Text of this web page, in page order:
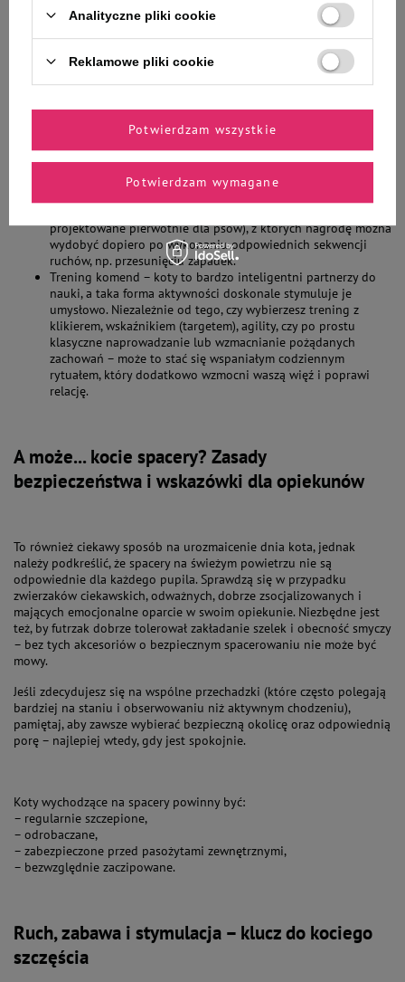
intensywnych sekwencjach pogoni za obiektem (piłką,
wędką
), po których powinien nastąpić
niewielki posiłek (mała porcja mokrej karmy lub kilka
zdrowych przysmaków). Sesje nie muszą być długie –
wystarczy 5-10 minut zabawy, aby zaspokoić instynkt łowiecki
aktywności, czyli wcześnie rano lub wieczorem.
Zabawy węchowe – można zacząć od rozkładania zdrowych,
Jeśli taka zabawa przypadnie zwierzakowi do gustu, warto
pójść o krok dalej i zainwestować w maty węchowe. Dla
projektowane pierwotnie dla psów), z których nagrodę można
wydobyć dopiero po wykonaniu odpowiednich sekwencji
ruchów, np. przesunięciu zapadek.
Trening komend – koty to bardzo inteligentni partnerzy do
nauki, a taka forma aktywności doskonale stymuluje je
umysłowo. Niezależnie od tego, czy wybierzesz trening z
klikierem, wskaźnikiem (targetem), agility, czy po prostu
klasyczne naprowadzanie lub wzmacnianie pożądanych
zachowań – może to stać się wspaniałym codziennym
rytuałem, który dodatkowo wzmocni waszą więź i poprawi
relację.
A może... kocie spacery? Zasady
bezpieczeństwa i wskazówki dla opiekunów
To również ciekawy sposób na urozmaicenie dnia kota, jednak
należy podkreślić, że spacery na świeżym powietrzu nie są
odpowiednie dla każdego pupila. Sprawdzą się w przypadku
zwierzaków ciekawskich, odważnych, dobrze zsocjalizowanych i
mających emocjonalne oparcie w swoim opiekunie. Niezbędne jest
też, by futrzak dobrze tolerował zakładanie szelek i obecność smyczy
– bez tych akcesoriów o bezpiecznym spacerowaniu nie może być
mowy.
Jeśli zdecydujesz się na wspólne przechadzki (które często polegają
bardziej na staniu i obserwowaniu niż aktywnym chodzeniu),
pamiętaj, aby zawsze wybierać bezpieczną okolicę oraz odpowiednią
porę – najlepiej wtedy, gdy jest spokojnie.
Koty wychodzące na spacery powinny być:
– regularnie szczepione,
– odrobaczane,
– zabezpieczone przed pasożytami zewnętrznymi,
– bezwzględnie zaczipowane.
Ruch, zabawa i stymulacja – klucz do kociego
szczęścia
Analityczne pliki cookie
Reklamowe pliki cookie
Potwierdzam wymagane
Potwierdzam wszystkie